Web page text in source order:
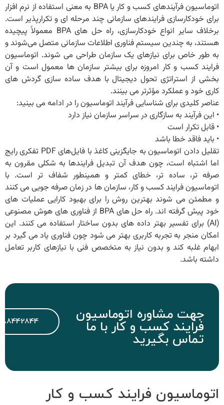
اتوماسیون فرآیندهای کسب و کار یا BPA به معنی استفاده از نرم افزار
برای خودکارسازی فرایندهای سازمانی چند مرحله ای و تکرارپذیر است.
برخلاف سایر انواع خودکارسازی، راه ‌حل ‌های BPA معمولاً پیچیده
هستند، به چندین سیستم فناوری اطلاعات سازمانی متصل می‌شوند و
به طور خاص برای نیازهای یک سازمان طراحی می ‌شوند. اتوماسیون
فرایند کسب و کار امروزه برای بیشتر سازمان‌ ها معمول است و آن
بخشی از استراتژی تحول دیجیتال با هدف ساده ‌سازی گردش ‌های
کاری خود و عملکرد مؤثرتر می بینند.
عناصر کلیدی برای شناسایی فرآیند اتوماسیون را در ادامه می بینید:
• این فرآیند به سازگاری در سراسر سازمان نیاز دارد
• قابل تکرار است
• باید فاقد خطا باشد
تقلیل دادن اتوماسیون به جایگزینی کاغذ با فایل‌های PDF تفکری رایج
اما اشتباه است، چون هدف آن تبدیل فرایندها به شکلی مقرون به
صرفه ‌تر، ساده ‌تر، خطای کمتر و همینطور شفاف‌ تر است. با
اتوماسیون فرایند کسب و کار، سازمان ها در زمان صرفه جویی می کنند
و مطمئن می شوند بهترین روش را برای بهبود کارایی عملیات های
خود پیش گرفته اند. راه حل های BPA از فناوری های هوش مصنوعی
(AI) برای تفسیر بهتر داده های بدون ساختار استفاده می کنند. این
امکان منجر به تجربه کاربری بهتر می‌ شود چون فناوری یاد می ‌گیرد بر
ابهام غلبه کند و بدون نیاز به متخصص فنی با نیازهای کاربر تعامل
داشته باشد.
جهت مشاوره اتوماسیون
فرایند کسب و کار با ما
تماس بگیرید
اتوماسیون فرایند کسب و کار